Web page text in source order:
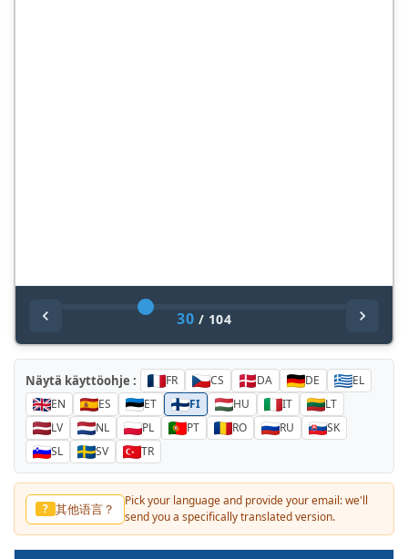
30 / 104
Näytä käyttöohje : FR CS DA DE
EL
EN
ES ET FI HU IT
LT
LV
NL PL PT RO RU
SK
SL
SV TR
? 其他语言？
Pick your language and provide your email: we'll
send you a specifically translated version.